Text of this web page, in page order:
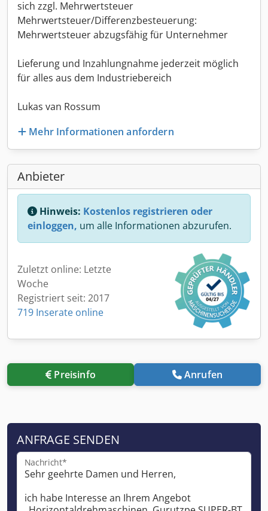
sich zzgl. Mehrwertsteuer
Mehrwertsteuer/Differenzbesteuerung:
Mehrwertsteuer abzugsfähig für Unternehmer
Lieferung und Inzahlungnahme jederzeit möglich
für alles aus dem Industriebereich
Lukas van Rossum
Mehr Informationen anfordern
Anbieter
Hinweis: Kostenlos registrieren oder
einloggen, um alle Informationen abzurufen.
Zuletzt online: Letzte
Woche
Registriert seit: 2017
719 Inserate online
Preisinfo Anrufen
ANFRAGE SENDEN
Nachricht*